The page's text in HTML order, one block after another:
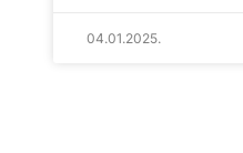
04.01.2025.